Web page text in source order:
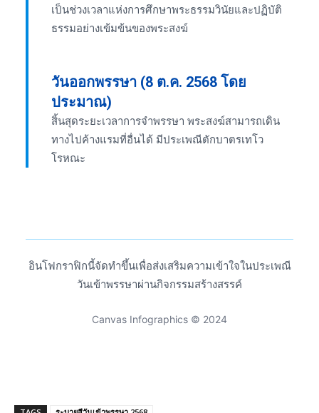
เป็นช่วงเวลาแห่งการศึกษาพระธรรมวินัยและปฏิบัติ
ธรรมอย่างเข้มข้นของพระสงฆ์
วันออกพรรษา (8 ต.ค. 2568 โดย
ประมาณ)
สิ้นสุดระยะเวลาการจำพรรษา พระสงฆ์สามารถเดิน
ทางไปค้างแรมที่อื่นได้ มีประเพณีตักบาตรเทโว
โรหณะ
อินโฟกราฟิกนี้จัดทำขึ้นเพื่อส่งเสริมความเข้าใจในประเพณี
วันเข้าพรรษาผ่านกิจกรรมสร้างสรรค์
Canvas Infographics © 2024